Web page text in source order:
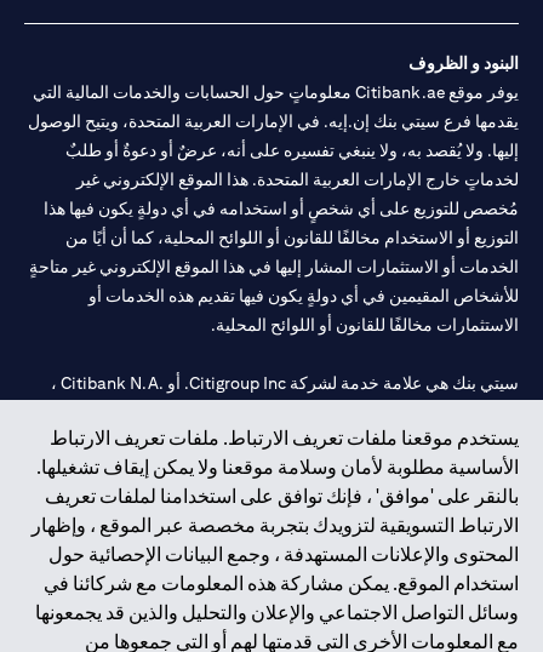
يستخدم موقعنا ملفات تعريف الارتباط. ملفات تعريف الارتباط
الأساسية مطلوبة لأمان وسلامة موقعنا ولا يمكن إيقاف تشغيلها.
بالنقر على 'موافق' ، فإنك توافق على استخدامنا لملفات تعريف
الارتباط التسويقية لتزويدك بتجربة مخصصة عبر الموقع ، وإظهار
المحتوى والإعلانات المستهدفة ، وجمع البيانات الإحصائية حول
استخدام الموقع. يمكن مشاركة هذه المعلومات مع شركائنا في
وسائل التواصل الاجتماعي والإعلان والتحليل والذين قد يجمعونها
مع المعلومات الأخرى التي قدمتها لهم أو التي جمعوها من
البنود و الظروف
يوفر موقع Citibank.ae معلوماتٍ حول الحسابات والخدمات المالية التي
يقدمها فرع سيتي بنك إن.إيه. في الإمارات العربية المتحدة، ويتيح الوصول
إليها. ولا يُقصد به، ولا ينبغي تفسيره على أنه، عرضٌ أو دعوةٌ أو طلبٌ
لخدماتٍ خارج الإمارات العربية المتحدة. هذا الموقع الإلكتروني غير
مُخصص للتوزيع على أي شخصٍ أو استخدامه في أي دولةٍ يكون فيها هذا
التوزيع أو الاستخدام مخالفًا للقانون أو اللوائح المحلية، كما أن أيًا من
الخدمات أو الاستثمارات المشار إليها في هذا الموقع الإلكتروني غير متاحةٍ
للأشخاص المقيمين في أي دولةٍ يكون فيها تقديم هذه الخدمات أو
الاستثمارات مخالفًا للقانون أو اللوائح المحلية.
سيتي بنك هي علامة خدمة لشركة Citigroup Inc. أو .Citibank N.A ،
سيتي بنك إن. إيه. الإمارات مسجل لدى مصرف الإمارات المركزي تحت
أرقام التراخيص 202563 لفرع الوصل في دبي، 531989 لفرع مول
الإمارات في دبي، وCN-1002019لفرع أبوظبي. هاتف: 4000 311 04.
فرع سيتي بنك إن إيه - الإمارات العربية المتحدة مرخص من مصرف
الإمارات العربية المتحدة المركزي كفرع لبنك أجنبي.
سيتي بنك إن إيه الإمارات العربية المتحدة مرخص من هيئة الأوراق المالية
والسلع في الإمارات العربية المتحدة ("SCA") للقيام بالنشاط المالي لـ أ)